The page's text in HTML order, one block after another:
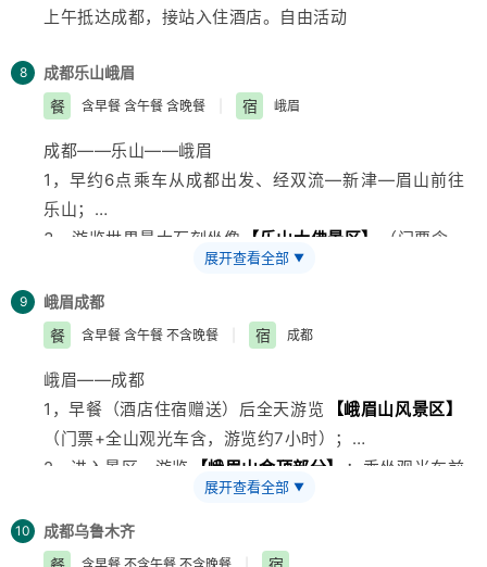
藤】、【慈航普渡】、【梦幻彩虹】 【蝴蝶泉瀑布】
提示：不参加的
调服务、无车导服务、请注意安全）
人的快乐与沧桑。悬棺 观音坐莲 酉水大峡谷，给人古朴
品尝苗家长龙宴。2小时左右抵达凤凰，客人可自由游览
凤凰夜景，自行漫步沱江边,品味独特的苗疆风情。
上午抵达成都，接站入住酒店。自由活动
8 成都乐山峨眉
餐
含早餐 含午餐 含晚餐 宿 峨眉
成都——乐山——峨眉
1，早约6点乘车从成都出发、经双流—新津—眉山前往
乐山；
3，游览世界最大石刻坐像
【乐山大佛景区】
（门票含，
游览约4小时）：山是一座佛，佛是一座山，参观中国三
大千年古刹之一的乐山凌云寺。可选择下唐朝时期的古栈
道---九曲古栈道，在瞻仰乐山大佛宏伟气势的同时,体验
“蜀道难、难于上青天的感觉”，抱千年佛脚后，游漫山的
石刻佛像；亦或登高一览 ，于观佛台俯视大佛全身尊
容，体验佛立三江的恢宏气势，感叹古代艺术的造诣境
界。
4，指定用餐点午餐，并稍作休息；
游览约1.5小时）：国家4A级
6亿兴建而成，以典型的川西民居仿古建筑，庄重典雅，
展开查看全部 ▼
9 峨眉成都
餐
含早餐 含午餐 不含晚餐 宿 成都
峨眉——成都
1，早餐（酒店住宿赠送）后全天游览
【峨眉山风景区】
（门票+全山观光车含，游览约7小时）；
2，进入景区，游览
【峨眉山金顶部分】
：乘坐观光车前
往峨眉山最高停车场---- 雷洞坪（行车约1小时30分），
体验峨眉山“一山有四季，十里不同天”的自然景色。景区
配套提供另付费索道或步行前往
展开查看全部 ▼
10 成都乌鲁木齐
含早餐 不含午餐 不含晚餐